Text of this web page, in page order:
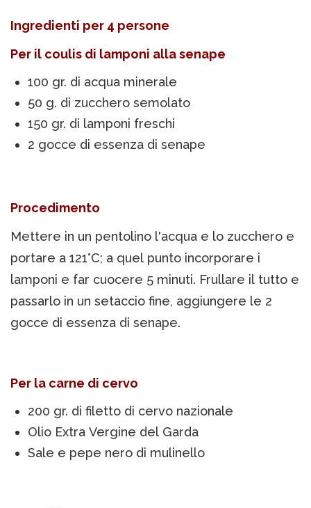
Ingredienti per 4 persone
Per il coulis di lamponi alla senape
100 gr. di acqua minerale
50 g. di zucchero semolato
150 gr. di lamponi freschi
2 gocce di essenza di senape
Procedimento
Mettere in un pentolino l'acqua e lo zucchero e
portare a 121°C; a quel punto incorporare i
lamponi e far cuocere 5 minuti. Frullare il tutto e
passarlo in un setaccio fine, aggiungere le 2
gocce di essenza di senape.
Per la carne di cervo
200 gr. di filetto di cervo nazionale
Olio Extra Vergine del Garda
Sale e pepe nero di mulinello